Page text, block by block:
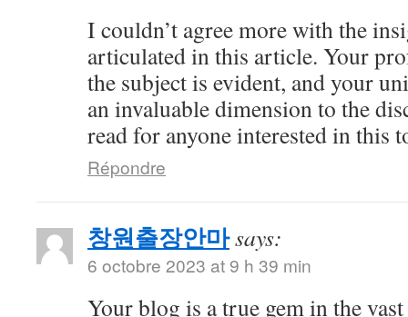
I couldn’t agree more with the
articulated in this article. Your
the subject is evident, and your
an invaluable dimension to the
read for anyone interested in this
Répondre
창원출장안마says:
6 octobre 2023 at 9 h 39 min
Your blog is a true gem in the